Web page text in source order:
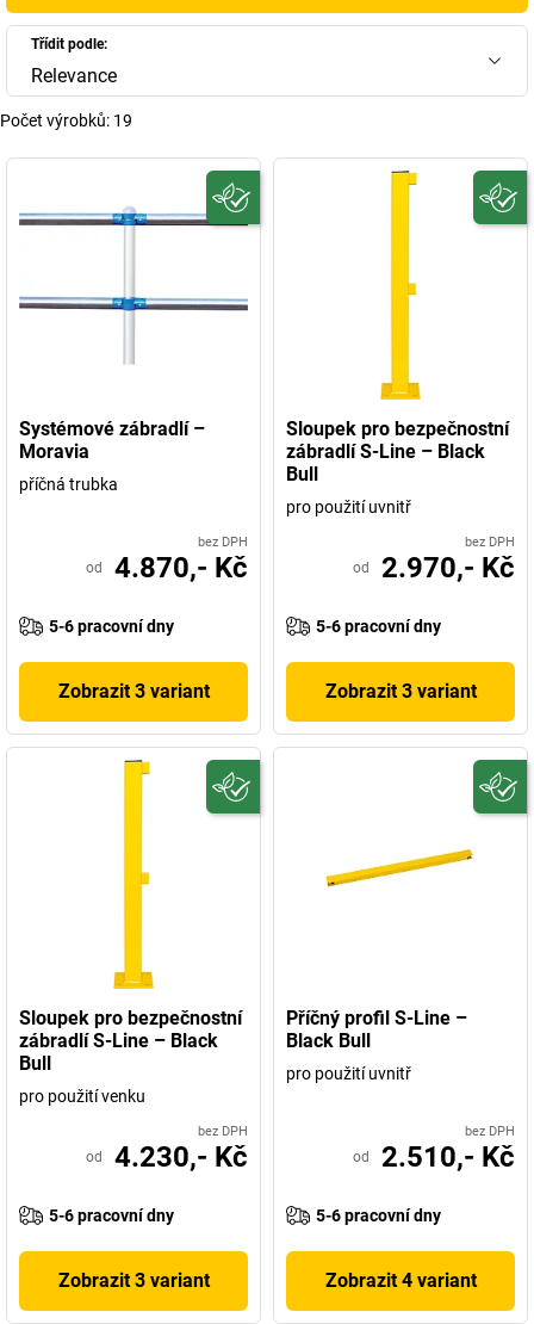
Třídit podle:
Relevance
Počet výrobků: 19
Systémové zábradlí –
Moravia
příčná trubka
bez DPH
od 4.870,- Kč
5-6 pracovní dny
Zobrazit 3 variant
Sloupek pro bezpečnostní
zábradlí S-Line – Black
Bull
pro použití uvnitř
bez DPH
od 2.970,- Kč
5-6 pracovní dny
Zobrazit 3 variant
Sloupek pro bezpečnostní
zábradlí S-Line – Black
Bull
pro použití venku
bez DPH
od 4.230,- Kč
5-6 pracovní dny
Zobrazit 3 variant
Příčný profil S-Line –
Black Bull
pro použití uvnitř
bez DPH
od 2.510,- Kč
5-6 pracovní dny
Zobrazit 4 variant